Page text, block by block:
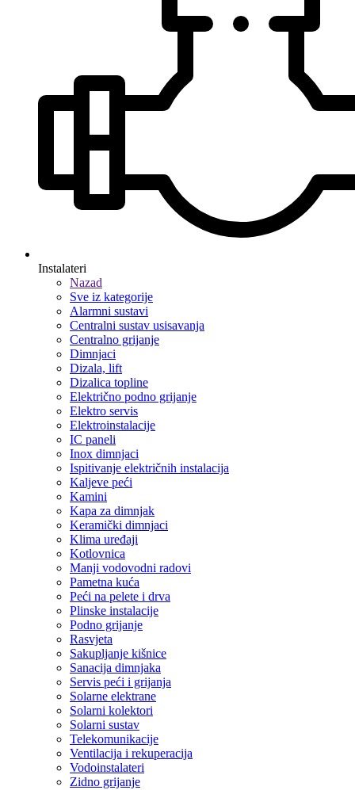
Instalateri
Nazad
Sve iz kategorije
Alarmni sustavi
Centralni sustav usisavanja
Centralno grijanje
Dimnjaci
Dizala, lift
Dizalica topline
Električno podno grijanje
Elektro servis
Elektroinstalacije
IC paneli
Inox dimnjaci
Ispitivanje električnih instalacija
Kaljeve peći
Kamini
Kapa za dimnjak
Keramički dimnjaci
Klima uređaji
Kotlovnica
Manji vodovodni radovi
Pametna kuća
Peći na pelete i drva
Plinske instalacije
Podno grijanje
Rasvjeta
Sakupljanje kišnice
Sanacija dimnjaka
Servis peći i grijanja
Solarne elektrane
Solarni kolektori
Solarni sustav
Telekomunikacije
Ventilacija i rekuperacija
Vodoinstalateri
Zidno grijanje